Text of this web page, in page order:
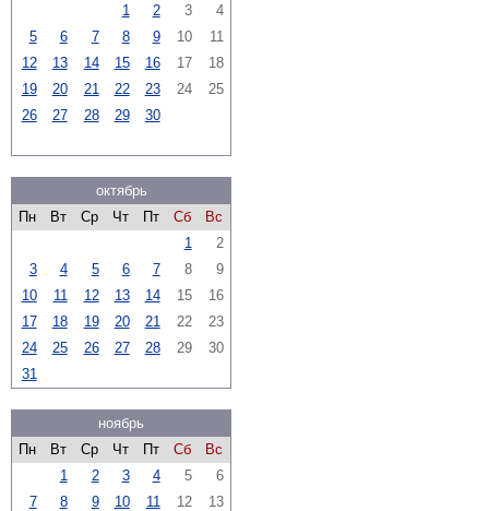
1
2 3
4
5
6 7 8 9 10
11
12
13 14 15 16 17
18
19
20 21 22 23 24
25
26
27 28 29 30
октябрь
Пн
Вт Ср Чт Пт Сб
Вс
1
2
3
4 5 6 7 8
9
10
11 12 13 14 15
16
17
18 19 20 21 22
23
24
25 26 27 28 29
30
31
ноябрь
Пн
Вт Ср Чт Пт Сб
Вс
1
2 3 4 5
6
7
8 9 10 11 12
13